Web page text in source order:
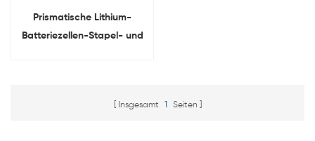
Prismatische Lithium-
Batteriezellen-Stapel- und
Insgesamt 1 Seiten